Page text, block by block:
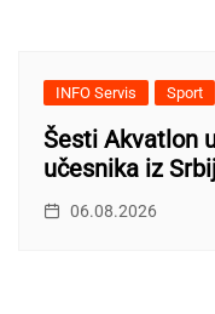
INFO Servis Sport
Šesti Akvatlon
učesnika iz
06.08.2026